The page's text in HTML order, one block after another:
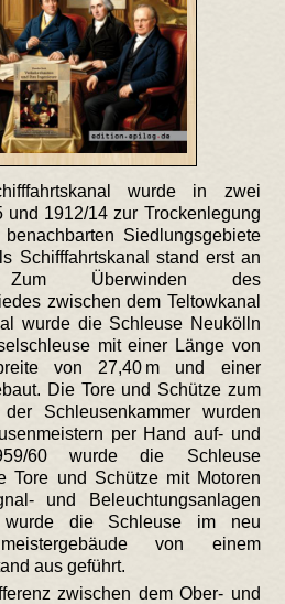
wurde in zwei
und 1912/14 zur Trockenlegung
Siedlungsgebiete
Schifffahrtskanal stand erst an
Überwinden des
zwischen dem Teltowkanal
wurde die Schleuse Neukölln
mit einer Länge von
von 27,40 m und einer
Die Tore und Schütze zum
Schleusenkammer wurden
per Hand auf- und
60 wurde die Schleuse
Tore und Schütze mit Motoren
und Beleuchtungsanlagen
die Schleuse im neu
von einem
aus geführt.
zwischen dem Ober- und